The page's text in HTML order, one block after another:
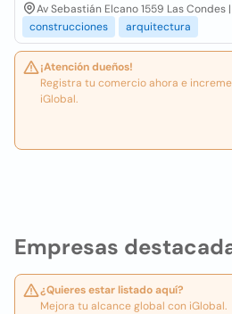
Empresas
¿Quieres estar listado aquí?
Mejora tu alcance global con iGlobal.
Av Sebastián Elcano 1559 Las Condes
construcciones
arquitectura
¡Atención dueños!
Registra tu comercio ahora e
iGlobal.